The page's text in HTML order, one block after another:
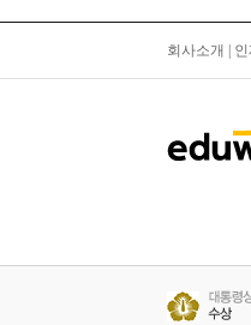
회사소개